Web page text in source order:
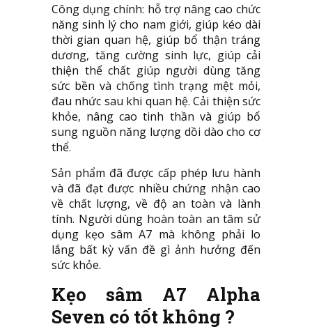
Công dụng chính: hỗ trợ nâng cao chức
năng sinh lý cho nam giới, giúp kéo dài
thời gian quan hệ, giúp bổ thận tráng
dương, tăng cường sinh lực, giúp cải
thiện thể chất giúp người dùng tăng
sức bền và chống tình trạng mệt mỏi,
đau nhức sau khi quan hệ. Cải thiện sức
khỏe, nâng cao tinh thần và giúp bổ
sung nguồn năng lượng dồi dào cho cơ
thể.
Sản phẩm đã được cấp phép lưu hành
và đã đạt được nhiều chứng nhận cao
về chất lượng, về độ an toàn và lành
tính. Người dùng hoàn toàn an tâm sử
dụng kẹo sâm A7 mà không phải lo
lắng bất kỳ vấn đề gì ảnh hưởng đến
sức khỏe.
Kẹo sâm A7 Alpha
Seven có tốt không ?